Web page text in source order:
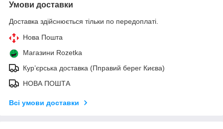
Умови доставки
Доставка здійснюється тільки по передоплаті.
Нова Пошта
Магазини Rozetka
Кур’єрська доставка (Пправий берег Києва)
НОВА ПОШТА
Всі умови доставки